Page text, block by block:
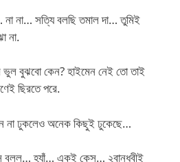
না না… সত্যি বলছি তমাল দা… তুমিই
না.
বুঝবো কেন? হাইমেন নেই তো তাই
ছিরতে পরে.
না ঢুকলেও অনেক কিছুই ঢুকেছে…
বলল… হ্যাঁ… একই কেস… ২বান্ধবীই